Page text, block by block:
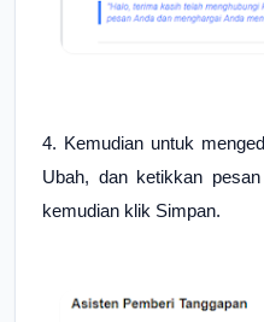
4. Kemudian untuk
Ubah, dan ketikkan
kemudian klik Simpan.